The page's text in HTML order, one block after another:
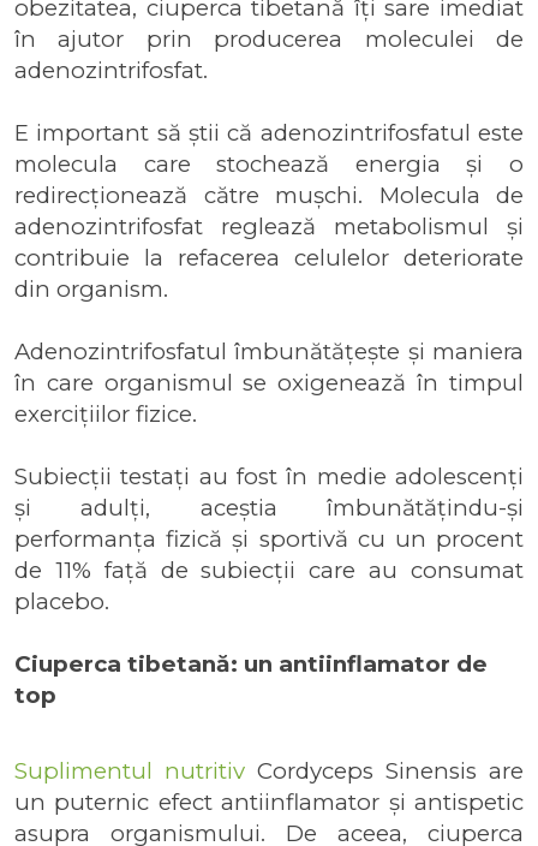
obezitatea, ciuperca tibetană îți sare imediat
în ajutor prin producerea moleculei de
adenozintrifosfat.
E important să știi că adenozintrifosfatul este
molecula care stochează energia și o
redirecționează către mușchi. Molecula de
adenozintrifosfat reglează metabolismul și
contribuie la refacerea celulelor deteriorate
din organism.
Adenozintrifosfatul îmbunătățește și maniera
în care organismul se oxigenează în timpul
exercițiilor fizice.
Subiecții testați au fost în medie adolescenți
și adulți, aceștia îmbunătățindu-și
performanța fizică și sportivă cu un procent
de 11% față de subiecții care au consumat
placebo.
Ciuperca tibetană: un antiinflamator de
top
Suplimentul nutritiv Cordyceps Sinensis are
un puternic efect antiinflamator și antispetic
asupra organismului. De aceea, ciuperca